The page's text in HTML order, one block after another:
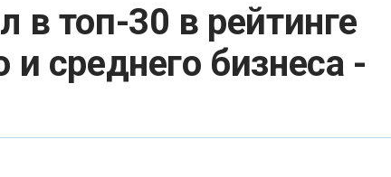
в топ-30 в рейтинге
среднего бизнеса -